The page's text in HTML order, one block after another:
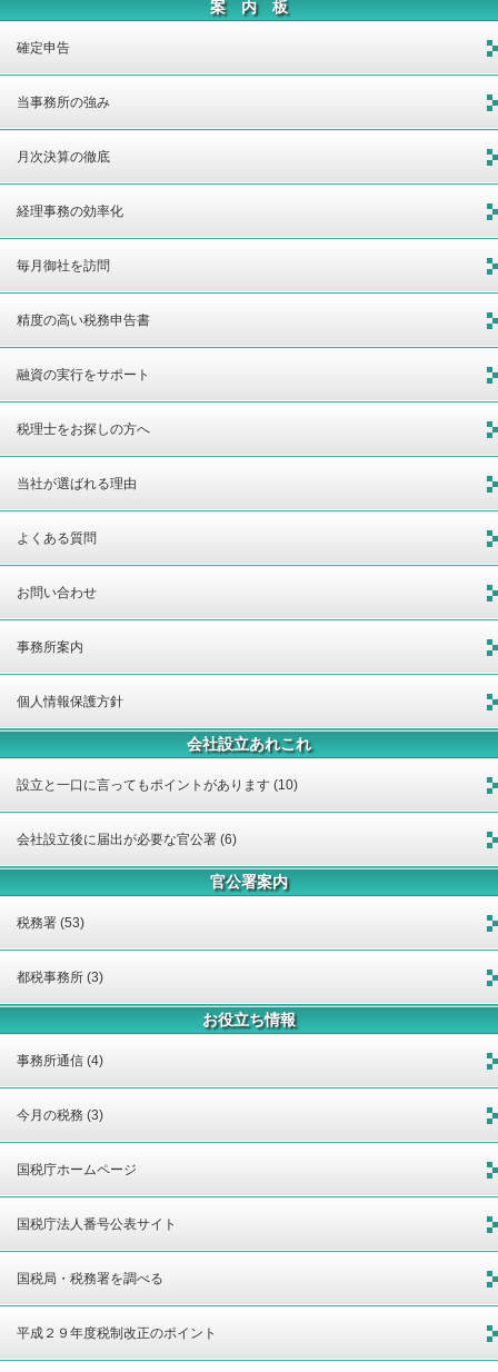
案 内 板
確定申告
当事務所の強み
月次決算の徹底
経理事務の効率化
毎月御社を訪問
精度の高い税務申告書
融資の実行をサポート
税理士をお探しの方へ
当社が選ばれる理由
よくある質問
お問い合わせ
事務所案内
個人情報保護方針
会社設立あれこれ
設立と一口に言ってもポイントがあります (10)
会社設立後に届出が必要な官公署 (6)
官公署案内
税務署 (53)
都税事務所 (3)
お役立ち情報
事務所通信 (4)
今月の税務 (3)
国税庁ホームページ
国税庁法人番号公表サイト
国税局・税務署を調べる
平成２９年度税制改正のポイント